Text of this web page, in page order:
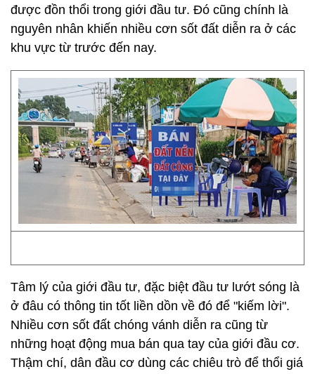
được đồn thổi trong giới đầu tư. Đó cũng chính là
nguyên nhân khiến nhiều cơn sốt đất diễn ra ở các
khu vực từ trước đến nay.
Tâm lý của giới đầu tư, đặc biệt đầu tư lướt sóng là
ở đâu có thông tin tốt liền dồn về đó để "kiếm lời".
Nhiều cơn sốt đất chóng vánh diễn ra cũng từ
những hoạt động mua bán qua tay của giới đầu cơ.
Thậm chí, dân đầu cơ dùng các chiêu trò để thổi giá